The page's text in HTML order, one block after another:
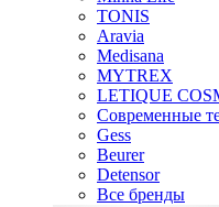
TONIS
Aravia
Medisana
MYTREX
LETIQUE
Современные
Gess
Beurer
Detensor
Все бренды